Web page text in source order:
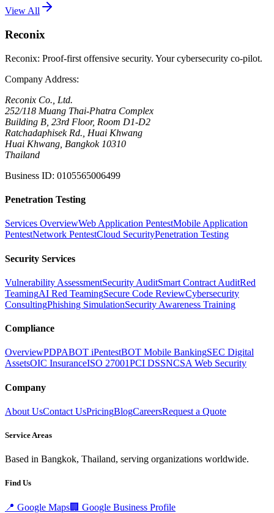
Read More
View All
Reconix
Reconix: Proof-first offensive security. Your cybersecurity co-pilot.
Company Address:
Reconix Co., Ltd.
252/118 Muang Thai-Phatra Complex
Building B, 23rd Floor, Room D1-D2
Ratchadaphisek Rd., Huai Khwang
Huai Khwang, Bangkok 10310
Thailand
Business ID: 0105565006499
Penetration Testing
Services OverviewWeb Application PentestMobile Application
PentestNetwork PentestCloud SecurityPenetration Testing
Security Services
Vulnerability AssessmentSecurity AuditSmart Contract AuditRed
TeamingAI Red TeamingSecure Code ReviewCybersecurity
ConsultingPhishing SimulationSecurity Awareness Training
Compliance
OverviewPDPABOT iPentestBOT Mobile BankingSEC Digital
AssetsOIC InsuranceISO 27001PCI DSSNCSA Web Security
Company
About UsContact UsPricingBlogCareersRequest a Quote
Service Areas
Based in Bangkok, Thailand, serving organizations worldwide.
Find Us
📍 Google Maps🏢 Google Business Profile